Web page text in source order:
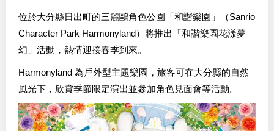
位於大分縣日出町的三麗鷗角色公園「和諧樂園」（Sanrio
Character Park Harmonyland）將推出「和諧樂園花漾夢
幻」活動，熱情迎接春季到來。
Harmonyland 為戶外型主題樂園，旅客可在大分縣的自然
風光下，欣賞季節限定演出並參加角色見面會等活動。